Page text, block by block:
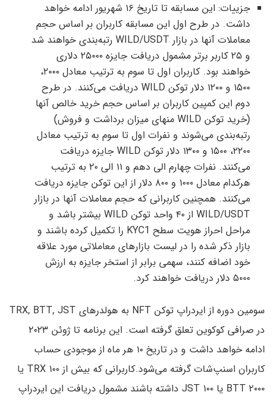
جزییات: این مسابقه تا تاریخ ۱۶ شهریور ادامه خواهد
داشت. در طرح اول این مسابقه کاربران بر اساس حجم
معاملات آنها در بازار WILD/USDT رتبه‌بندی خواهند شد
و ۲۵ کاربر برتر مشمول دریافت جایزه ۲۵۰۰۰ دلاری
خواهند بود. کاربران اول تا سوم به ترتیب معادل ۲۰۰۰،
۱۵۰۰ و ۱۲۰۰ دلار توکن WILD دریافت می‌کنند. در طرح
دوم این کمپین کاربران بر اساس حجم خرید خالص آنها
(خرید توکن WILD منهای میزان برداشت و فروش)
رتبه‌بندی می‌شوند و نفرات اول تا سوم به ترتیب معادل
۲۲۰۰، ۱۵۰۰ و ۱۳۰۰ دلار توکن WILD جایزه دریافت
می‌کنند. نفرات چهارم الی دهم و ۱۱ الی ۲۰ به ترتیب
هرکدام معادل ۱۰۰۰ و ۸۰۰ دلار از این توکن جایزه دریافت
می‌کنند. همچنین کاربرانی که حجم معاملات آنها در بازار
WILD/USDT از ۴۰ واحد توکن WILD بیشتر باشد و
مراحل احراز هویت سطح KYC1 را تکمیل کرده باشند و
بازار ذکر شده را در لیست بازارهای معاملاتی مورد علاقه
خود اضافه کنند، سهمی برابر از استخر جایزه به ارزش
۵۰۰۰ دلار دریافت خواهند کرد.
سومین دوره از ایردراپ توکن NFT به هولدرهای TRX, BTT, JST
در صرافی کوکوین تعلق گرفته است. این برنامه تا ژوئن ۲۰۲۳
ادامه خواهد داشت و در تاریخ ۱۰ هر ماه از موجودی حساب
کاربران اسنپ‌شات گرفته می‌شود.کاربرانی که بیش از ۱۰۰ TRX یا
۲۰۰۰ BTT یا ۱۰۰ JST داشته باشند مشمول دریافت این ایردراپ